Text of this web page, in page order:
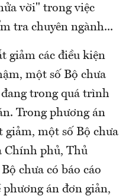
vời" trong việc
tra chuyên ngành...
giảm các điều kiện
một số Bộ chưa
trong quá trình
Trong phương án
giảm, một số Bộ chưa
Chính phủ, Thủ
chưa có báo cáo
án đơn giản,